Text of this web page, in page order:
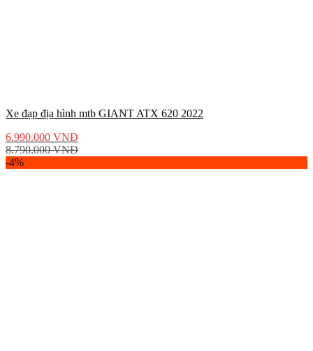
Xe đạp địa hình mtb GIANT ATX 620 2022
6.990.000 VNĐ
8.790.000VNĐ
-4%